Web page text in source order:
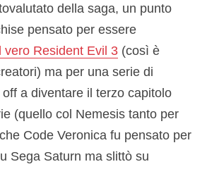
della saga, un punto
pensato per essere
vero Resident Evil 3 (così è
ma per una serie di
a diventare il terzo capitolo
(quello col Nemesis tanto per
Code Veronica fu pensato per
Sega Saturn ma slittò su